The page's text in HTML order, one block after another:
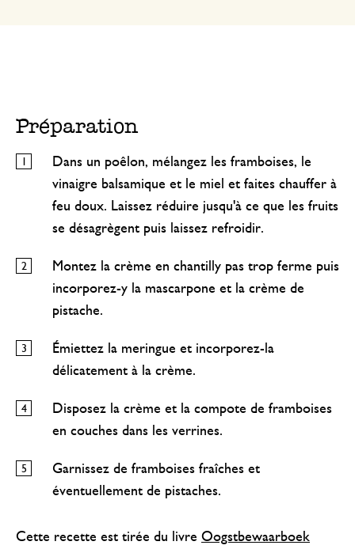
Préparation
Dans un poêlon, mélangez les framboises, le
vinaigre balsamique et le miel et faites chauffer à
feu doux. Laissez réduire jusqu'à ce que les fruits
se désagrègent puis laissez refroidir.
Montez la crème en chantilly pas trop ferme puis
incorporez-y la mascarpone et la crème de
pistache.
Émiettez la meringue et incorporez-la
délicatement à la crème.
Disposez la crème et la compote de framboises
en couches dans les verrines.
Garnissez de framboises fraîches et
éventuellement de pistaches.
Cette recette est tirée du livre Oogstbewaarboek